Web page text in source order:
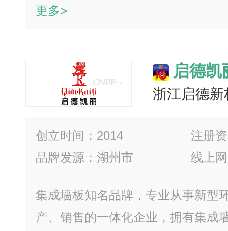
更多>
启德凯
浙江启德
创立时间：2014
注册
品牌发源：湖州市
线上
集成墙板知名品牌，专业从事新型
产、销售的一体化企业，拥有集成